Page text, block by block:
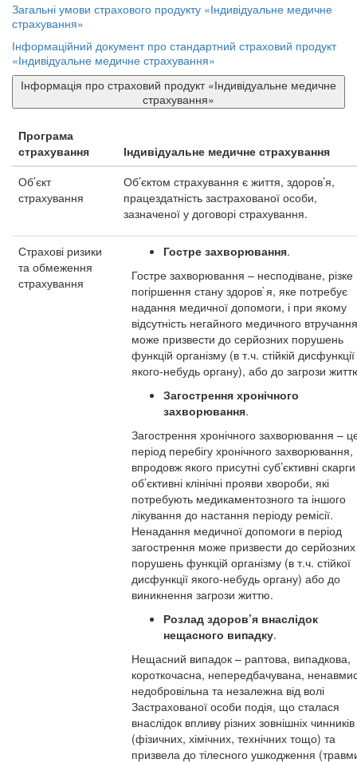
Загальні умови страхового продукту «Індивідуальне медичне
страхування»
Інформаційний документ про стандартний страховий продукт
«Індивідуальне медичне страхування»
Інформація про страховий продукт «Індивідуальне медичне
страхування»
Програма
страхування
Індивідуальне медичне страхування
Об’єкт
страхування
Об’єктом страхування є життя, здоров’я,
працездатність застрахованої особи,
зазначеної у договорі страхування.
Страхові ризики
та обмеження
страхування
Гостре захворювання.
Гостре захворювання – несподіване, різке
погіршення стану здоров`я, яке потребує
надання медичної допомоги, і при якому
відсутність негайного медичного втручання
може призвести до серйозних порушень
функцій організму (в т.ч. стійкій дисфункції
якого-небудь органу), або до загрози
Загострення хронічного
захворювання.
Загострення хронічного захворювання –
період перебігу хронічного захворювання,
впродовж якого присутні суб’єктивні
об’єктивні клінічні прояви хвороби, які
потребують медикаментозного та іншого
лікування до настання періоду ремісії.
Ненадання медичної допомоги в період
загострення може призвести до серйозних
порушень функцій організму (в т.ч. стійкої
дисфункції якого-небудь органу) або до
виникнення загрози життю.
Розлад здоров’я внаслідок
нещасного випадку.
Нещасний випадок – раптова, випадкова,
короткочасна, непередбачувана,
недобровільна та незалежна від волі
Застрахованої особи подія, що сталася
внаслідок впливу різних зовнішніх чинників
(фізичних, хімічних, технічних тощо) та
призвела до тілесного ушкодження